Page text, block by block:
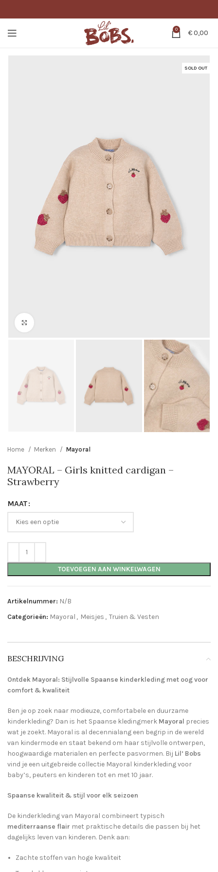
0 €0,00
SOLD OUT
Home Merken Mayoral
MAYORAL – Girls knitted cardigan –
Strawberry
MAAT
TOEVOEGEN AAN WINKELWAGEN
Artikelnummer: N/B
Categorieën: Mayoral , Meisjes , Truien & Vesten
BESCHRIJVING
Ontdek Mayoral: Stijlvolle Spaanse kinderkleding met oog voor
comfort & kwaliteit
Ben je op zoek naar modieuze, comfortabele en duurzame
kinderkleding? Dan is het Spaanse kledingmerk Mayoral precies
wat je zoekt. Mayoral is al decennialang een begrip in de wereld
van kindermode en staat bekend om haar stijlvolle ontwerpen,
hoogwaardige materialen en perfecte pasvormen. Bij Lil’ Bobs
vind je een uitgebreide collectie Mayoral kinderkleding voor
baby’s, peuters en kinderen tot en met 10 jaar.
Spaanse kwaliteit & stijl voor elk seizoen
De kinderkleding van Mayoral combineert typisch
mediterraanse flair met praktische details die passen bij het
dagelijks leven van kinderen. Denk aan:
Zachte stoffen van hoge kwaliteit